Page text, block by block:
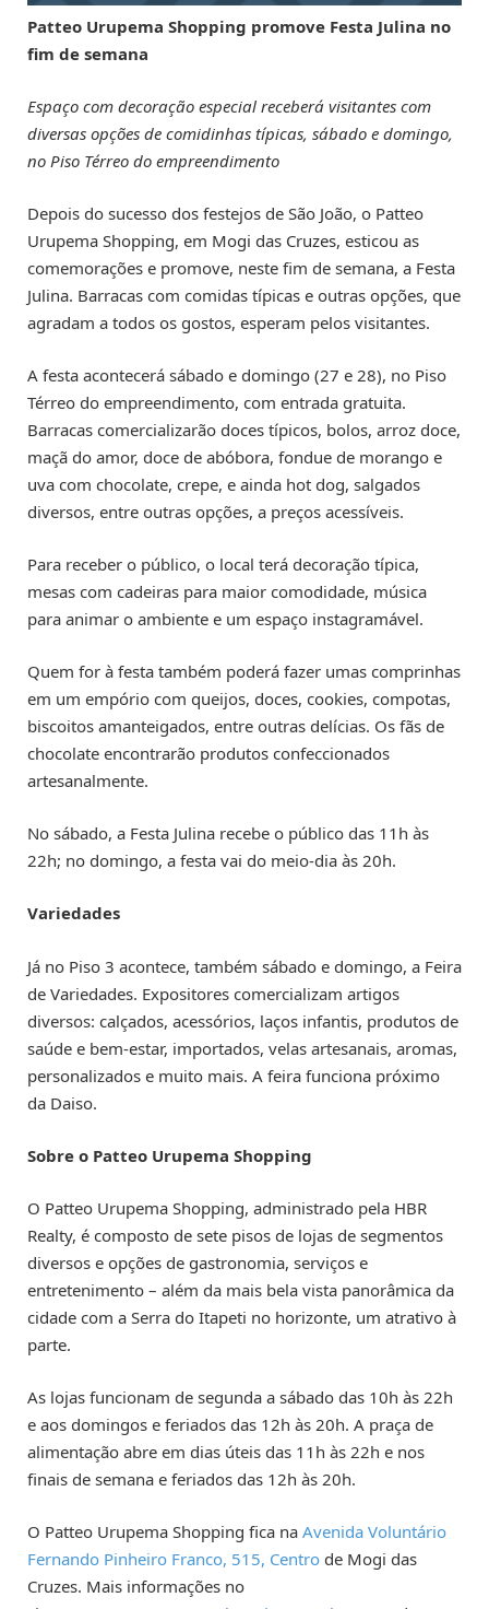
Patteo Urupema Shopping promove Festa Julina no
fim de semana
Espaço com decoração especial receberá visitantes com
diversas opções de comidinhas típicas, sábado e domingo,
no Piso Térreo do empreendimento
Depois do sucesso dos festejos de São João, o Patteo
Urupema Shopping, em Mogi das Cruzes, esticou as
comemorações e promove, neste fim de semana, a Festa
Julina. Barracas com comidas típicas e outras opções, que
agradam a todos os gostos, esperam pelos visitantes.
A festa acontecerá sábado e domingo (27 e 28), no Piso
Térreo do empreendimento, com entrada gratuita.
Barracas comercializarão doces típicos, bolos, arroz doce,
maçã do amor, doce de abóbora, fondue de morango e
uva com chocolate, crepe, e ainda hot dog, salgados
diversos, entre outras opções, a preços acessíveis.
Para receber o público, o local terá decoração típica,
mesas com cadeiras para maior comodidade, música
para animar o ambiente e um espaço instagramável.
Quem for à festa também poderá fazer umas comprinhas
em um empório com queijos, doces, cookies, compotas,
biscoitos amanteigados, entre outras delícias. Os fãs de
chocolate encontrarão produtos confeccionados
artesanalmente.
No sábado, a Festa Julina recebe o público das 11h às
22h; no domingo, a festa vai do meio-dia às 20h.
Variedades
Já no Piso 3 acontece, também sábado e domingo, a Feira
de Variedades. Expositores comercializam artigos
diversos: calçados, acessórios, laços infantis, produtos de
saúde e bem-estar, importados, velas artesanais, aromas,
personalizados e muito mais. A feira funciona próximo
da Daiso.
Sobre o Patteo Urupema Shopping
O Patteo Urupema Shopping, administrado pela HBR
Realty, é composto de sete pisos de lojas de segmentos
diversos e opções de gastronomia, serviços e
entretenimento – além da mais bela vista panorâmica da
cidade com a Serra do Itapeti no horizonte, um atrativo à
parte.
As lojas funcionam de segunda a sábado das 10h às 22h
e aos domingos e feriados das 12h às 20h. A praça de
alimentação abre em dias úteis das 11h às 22h e nos
finais de semana e feriados das 12h às 20h.
O Patteo Urupema Shopping fica na Avenida Voluntário
Fernando Pinheiro Franco, 515, Centro de Mogi das
Cruzes. Mais informações no